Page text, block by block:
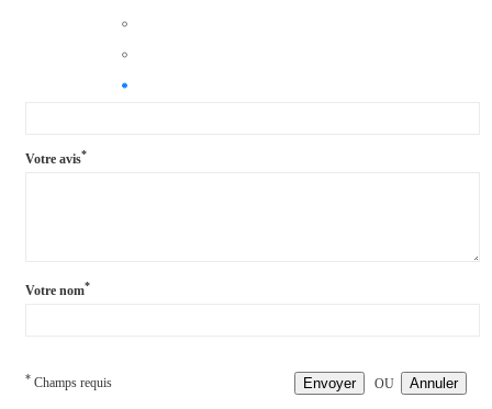
Votre avis*
Votre nom*
* Champs requis Envoyer OU Annuler